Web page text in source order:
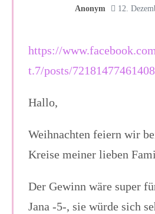
Anonym 12.
https://
t.7/posts/
Hallo,
Weihnachten feiern wir
Kreise meiner lieben
Der Gewinn wäre super
Jana -5-, sie würde sich